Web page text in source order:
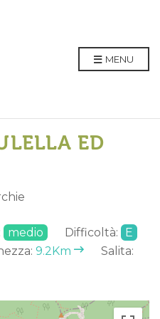
MENU
ED
medio Difficoltà:
E
9.2Km
Salita: